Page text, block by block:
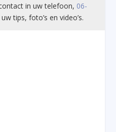
in uw telefoon, 06-
tips, foto’s en video’s.